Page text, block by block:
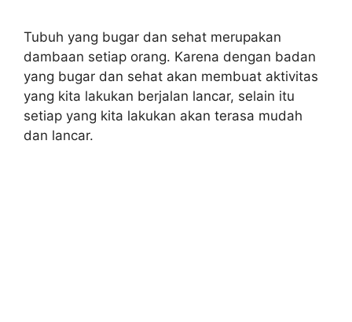
Tubuh yang bugar dan sehat merupakan
dambaan setiap orang. Karena dengan badan
yang bugar dan sehat akan membuat aktivitas
yang kita lakukan berjalan lancar, selain itu
setiap yang kita lakukan akan terasa mudah
dan lancar.